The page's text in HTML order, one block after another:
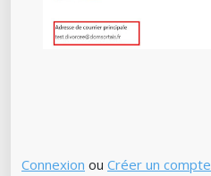
Connexion ou Créer un compte